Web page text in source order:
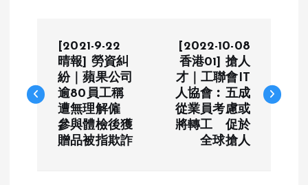
s
[2021-9-22
晴報] 勞資糾
紛｜蘋果公司
逾80員工稱
遭無理解僱
參與體檢後獲
贈品被指欺詐
[2022-10-08
香港01] 搶人
才｜工聯會IT
人協會︰五成
從業員考慮或
將轉工 促於
全球搶人